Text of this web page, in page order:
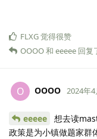
FLXG觉得很赞
OOOO和 eeeee 回复
O OOOO 2024年4
eeeee
想去读
政策是为小镇做题家群